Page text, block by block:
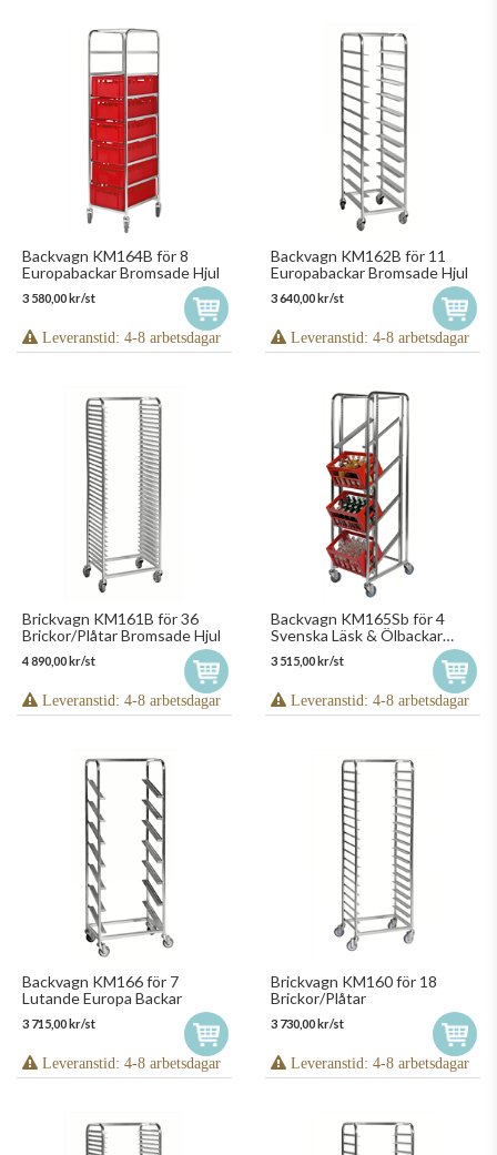
Backvagn KM164B för 8
Europabackar Bromsade Hjul
3 580,00 kr/st
Leveranstid: 4-8 arbetsdagar
Backvagn KM162B för 11
Europabackar Bromsade Hjul
3 640,00 kr/st
Leveranstid: 4-8 arbetsdagar
Brickvagn KM161B för 36
Brickor/Plåtar Bromsade Hjul
4 890,00 kr/st
Leveranstid: 4-8 arbetsdagar
Backvagn KM165Sb för 4
Svenska Läsk & Ölbackar
Bromsade Hjul
3 515,00 kr/st
Leveranstid: 4-8 arbetsdagar
Backvagn KM166 för 7
Lutande Europa Backar
3 715,00 kr/st
Leveranstid: 4-8 arbetsdagar
Brickvagn KM160 för 18
Brickor/Plåtar
3 730,00 kr/st
Leveranstid: 4-8 arbetsdagar